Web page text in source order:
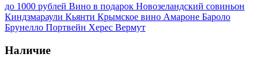
до 1000 рублей Вино в подарок Новозеландский совиньон
Киндзмараули Кьянти Крымское вино Амароне Бароло
Брунелло Портвейн Херес Вермут
Наличие